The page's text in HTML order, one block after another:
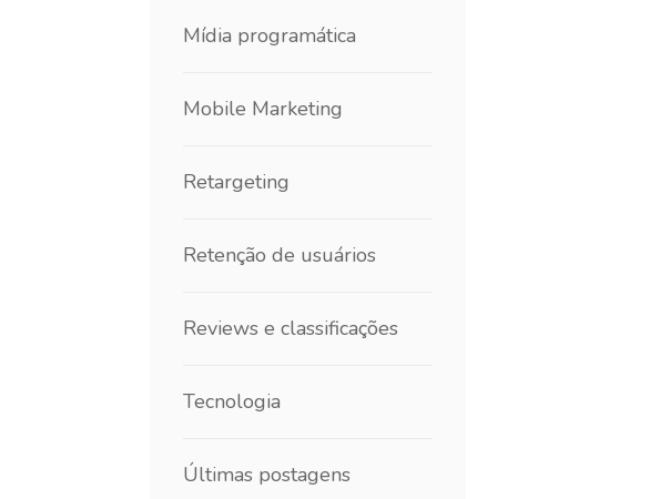
Mídia programática
Mobile Marketing
Retargeting
Retenção de usuários
Reviews e classificações
Tecnologia
Últimas postagens